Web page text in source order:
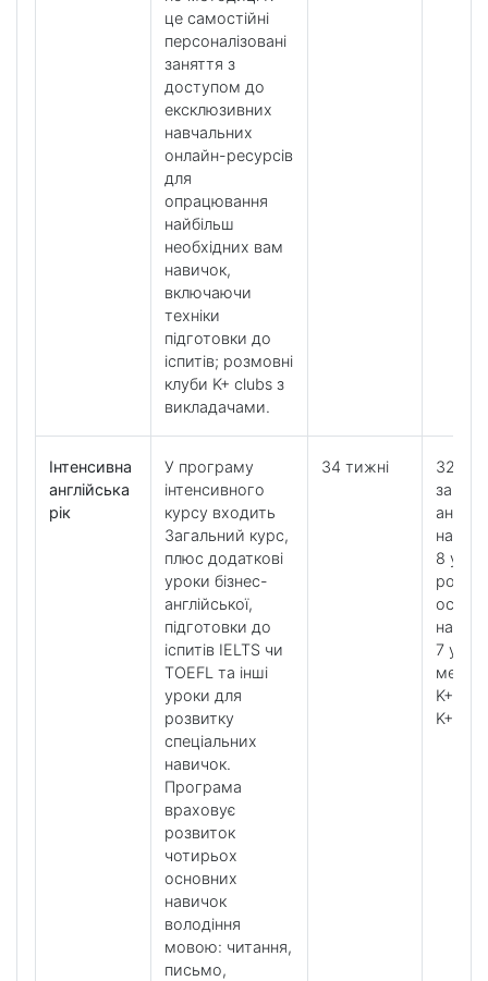
це самостійні
персоналізовані
заняття з
доступом до
ексклюзивних
навчальних
онлайн-ресурсів
для
опрацювання
найбільш
необхідних вам
навичок,
включаючи
техніки
підготовки до
іспитів; розмовні
клуби K+ clubs з
викладачами.
Інтенсивна
англійська
рік
У програму
інтенсивного
курсу входить
Загальний курс,
плюс додаткові
уроки бізнес-
англійської,
підготовки до
іспитів IELTS чи
TOEFL та інші
уроки для
розвитку
спеціальних
навичок.
Програма
враховує
розвиток
чотирьох
основних
навичок
володіння
мовою: читання,
письмо,
34 тижні
32
на
8
7
K+
K+